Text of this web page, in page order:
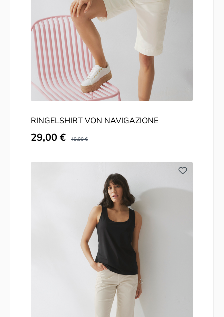
RINGELSHIRT VON NAVIGAZIONE
Verkaufspreis:
29,00 € Regulärer Preis:
49,00 €